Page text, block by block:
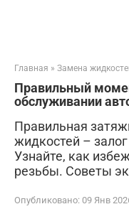
Главная » Замена
Правильный
обслуживании
Правильная
жидкостей –
Узнайте, как
резьбы. Советы
Опубликовано: 09 Янв